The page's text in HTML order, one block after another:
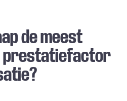
de meest
prestatiefactor